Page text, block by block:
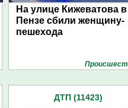
На улице Кижеватова в
Пензе сбили женщину-
пешехода
ДТП (11423)